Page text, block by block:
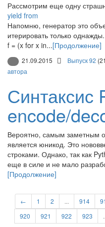
Рассмотрим еще одну
yield from
Напомню, генератор это
итерировать только
f = (x for x in...[Продолжение]
21.09.2015 Выпуск 92
автора
Синтаксис
encode/
Вероятно, самым заметным
является юникод. Это
строками. Однако, так как
еще в силе и не мало
[Продолжение]
← 1 2 ... 914
920
921 922 923